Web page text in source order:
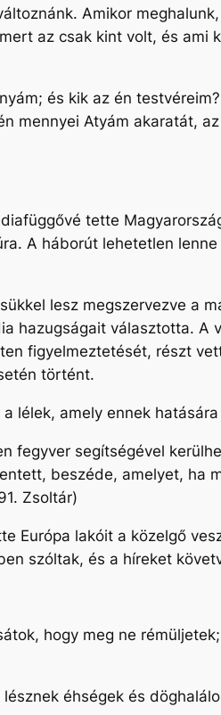
Amikor
az csak kint volt, és ami
és kik az én
mennyei Atyám akaratát,
tette
A háborút lehetetlen
lesz megszervezve a
hazugságait választotta. A
figyelmeztetését, részt
történt.
lélek, amely ennek
fegyver segítségével
beszéde, amelyet, ha
Zsoltár)
Európa lakóit a közelgő
szóltak, és a híreket
hogy meg ne
éhségek és